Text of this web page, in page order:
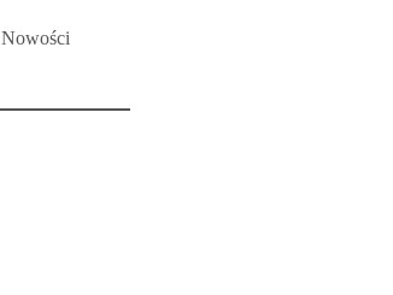
Nowości